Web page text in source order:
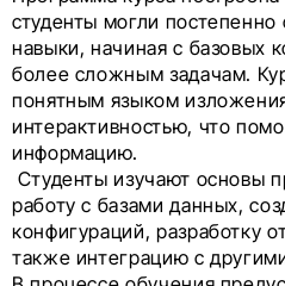
студенты могли
навыки, начиная с базовых
более сложным задачам.
понятным языком
интерактивностью, что
информацию.
Студенты изучают основы
работу с базами данных,
конфигураций, разработку
также интеграцию с